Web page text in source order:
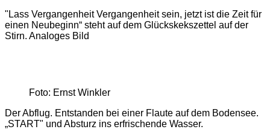
"Lass Vergangenheit Vergangenheit sein, jetzt ist die Zeit für
einen Neubeginn“ steht auf dem Glückskekszettel auf der
Stirn. Analoges Bild
Foto: Ernst Winkler
Der Abflug. Entstanden bei einer Flaute auf dem Bodensee.
„START" und Absturz ins erfrischende Wasser.